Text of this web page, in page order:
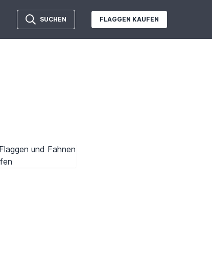
SUCHEN FLAGGEN KAUFEN